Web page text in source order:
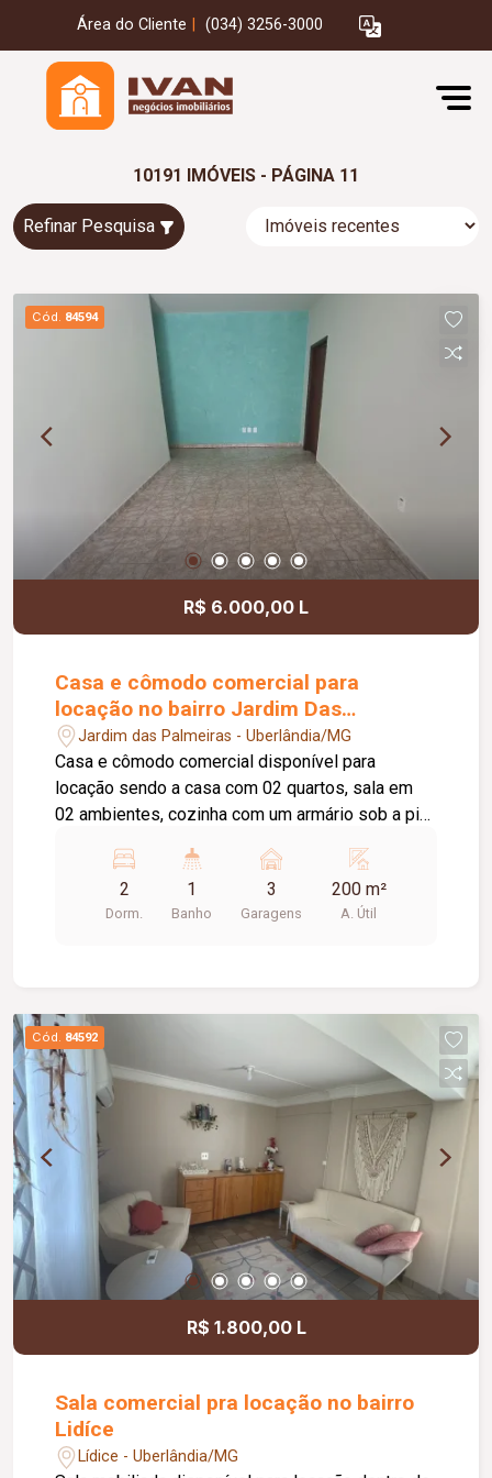
Área do Cliente (034) 3256-3000
10191 IMÓVEIS - PÁGINA 11
Refinar Pesquisa
Cód. 84594
R$ 6.000,00 L
Casa e cômodo comercial para
locação no bairro Jardim Das
Palmeiras
Jardim das Palmeiras - Uberlândia/MG
Casa e cômodo comercial disponível para
locação sendo a casa com 02 quartos, sala em
02 ambientes, cozinha com um armário sob a pia,
vagas de estacionamento, na frente o cômodo
comercial medindo aproximadamente 80 metros
quadrados com 02 portas eletrônicas , 02
2
Dorm.
1
Banho
3
Garagens
200 m²
A. Útil
Cód. 84592
R$ 1.800,00 L
Sala comercial pra locação no bairro
Lidíce
Lídice - Uberlândia/MG